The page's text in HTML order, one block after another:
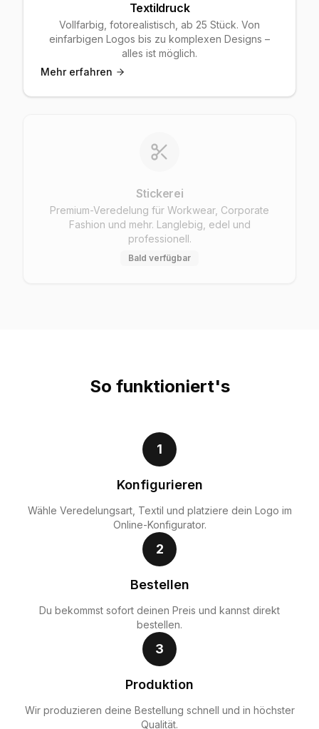
Textildruck
Vollfarbig, fotorealistisch, ab 25 Stück. Von
einfarbigen Logos bis zu komplexen Designs –
alles ist möglich.
Mehr erfahren
Stickerei
Premium-Veredelung für Workwear, Corporate
Fashion und mehr. Langlebig, edel und
professionell.
Bald verfügbar
So funktioniert's
1
Konfigurieren
Wähle Veredelungsart, Textil und platziere dein Logo im
Online-Konfigurator.
2
Bestellen
Du bekommst sofort deinen Preis und kannst direkt
bestellen.
3
Produktion
Wir produzieren deine Bestellung schnell und in höchster
Qualität.